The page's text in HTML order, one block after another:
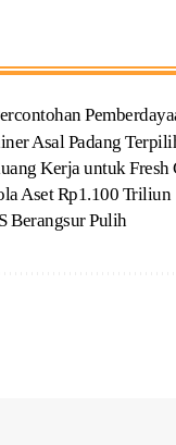
Asal Padang
Kerja untuk Fresh
Aset Rp1.100 Triliun
Berangsur Pulih